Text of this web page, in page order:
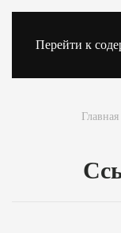
Перейти к
Главная